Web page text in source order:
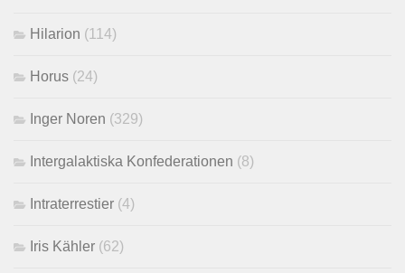
Hilarion (114)
Horus (24)
Inger Noren (329)
Intergalaktiska Konfederationen (8)
Intraterrestier (4)
Iris Kähler (62)